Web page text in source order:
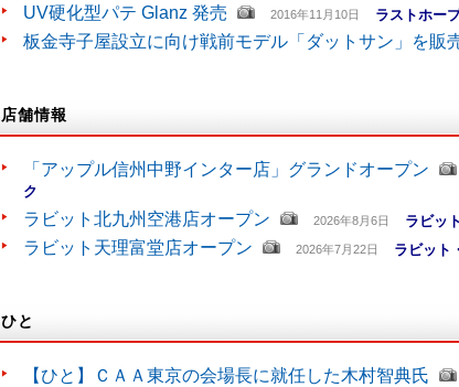
UV硬化型パテ Glanz 発売 2016年11月10日 ラストホー
板金寺子屋設立に向け戦前モデル「ダットサン」を販
店舗情報
「アップル信州中野インター店」グランドオープン
ク
ラビット北九州空港店オープン
2026年8月6日 ラビッ
ラビット天理富堂店オープン 2026年7月22日
ラビット
ひと
【ひと】ＣＡＡ東京の会場長に就任した木村智典氏